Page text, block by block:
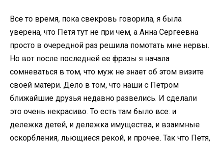
Все то время, пока свекровь говорила, я была
уверена, что Петя тут не при чем, а Анна Сергеевна
просто в очередной раз решила помотать мне нервы.
Но вот после последней ее фразы я начала
сомневаться в том, что муж не знает об этом визите
своей матери. Дело в том, что наши с Петром
ближайшие друзья недавно развелись. И сделали
это очень некрасиво. То есть там было все: и
дележка детей, и дележка имущества, и взаимные
оскорбления, льющиеся рекой, и прочее. Так что Петя,